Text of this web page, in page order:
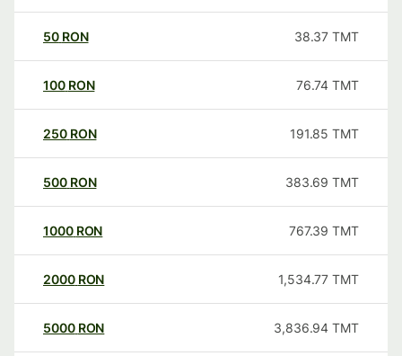
50 RON 38.37 TMT
100 RON 76.74 TMT
250 RON 191.85 TMT
500 RON 383.69 TMT
1000 RON 767.39 TMT
2000 RON 1,534.77 TMT
5000 RON 3,836.94 TMT